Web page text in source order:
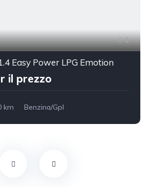
1
Easy Power LPG Emotion
il prezzo
km Benzina/Gpl